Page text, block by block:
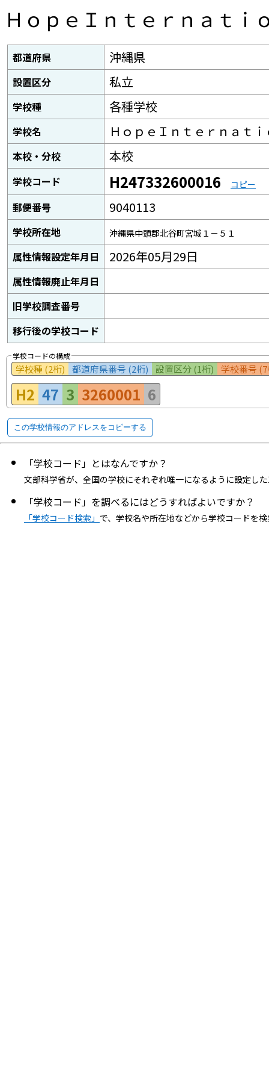
ＨｏｐｅＩｎｔｅｒｎａｔｉ
都道府県 沖縄県
設置区分 私立
学校種 各種学校
学校名 ＨｏｐｅＩｎｔｅｒｎａｔ
本校・分校 本校
学校コード H247332600016 コピー
郵便番号 9040113
学校所在地 沖縄県中頭郡北谷町宮城１－５１
属性情報設定年月日 2026年05月29日
属性情報廃止年月日
旧学校調査番号
移行後の学校コード
学校コードの構成
学校種 (2桁) 都道府県番号 (2桁) 設置区分 (1桁) 学校番号
H2 47 3 3260001 6
この学校情報のアドレスをコピーする
「学校コード」とはなんですか？
文部科学省が、全国の学校にそれぞれ唯一になるように設定し
「学校コード」を調べるにはどうすればよいですか？
「学校コード検索」 で、学校名や所在地などから学校コードを